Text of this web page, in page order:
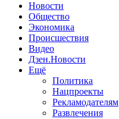
Новости
Общество
Экономика
Происшествия
Видео
Дзен.Новости
Ещё
Политика
Нацпроекты
Рекламодателям
Развлечения